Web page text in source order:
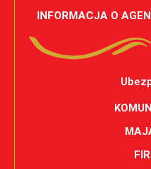
INFORMACJA O